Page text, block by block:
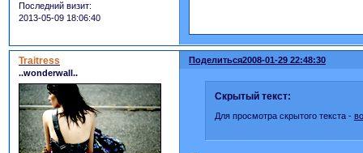
Последний визит:
2013-05-09 18:06:40
Поделиться2008-01-29 22:48:30
Traitress
..wonderwall..
Скрытый текст:
Для просмотра скрытого текста -